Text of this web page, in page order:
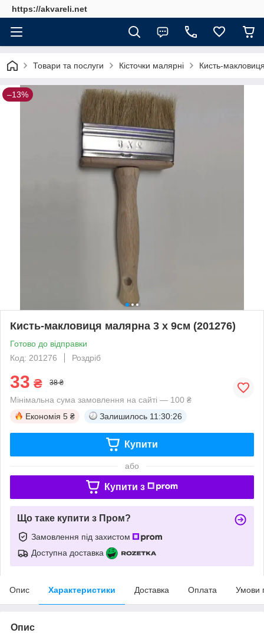
https://akvareli.net
Товари та послуги Кісточки малярні Кисть-
–13%
Кисть-макловиця малярна 3 х 9см (201276)
Готово до відправки
Код: 201276
Роздріб
33 ₴ 38 ₴
Мінімальна сума замовлення на сайті — 100 ₴
Економія 5 ₴ Залишилось 11:30:26
Купити
або
Купити з
Що таке купити з Пром?
Замовлення під захистом
Доступна доставка
Опис Характеристики Доставка Оплата Умови
Опис